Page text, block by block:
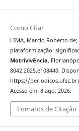
Como Citar
LIMA, Marcio Roberto de;
plataformização:
Motrivivência,
8042.2025.e108440.
https://
Acesso em: 8 ago. 2026.
Fomatos de Citação